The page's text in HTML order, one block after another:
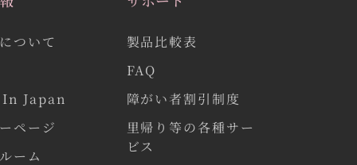
ついて
Japan
ページ
ーム
製品比較表
FAQ
障がい者割引制度
里帰り等の各種サー
ビス